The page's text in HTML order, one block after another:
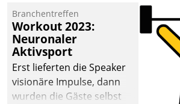
Mammutprojekte
meistern und Workloads
wuppen – bei zunehmend
anspruchsvollen
Aufgaben und
abnehmendem
Branchentreffen
Workout 2023:
Neuronaler
Aktivsport
Erst lieferten die Speaker
visionäre Impulse, dann
wurden die Gäste selbst